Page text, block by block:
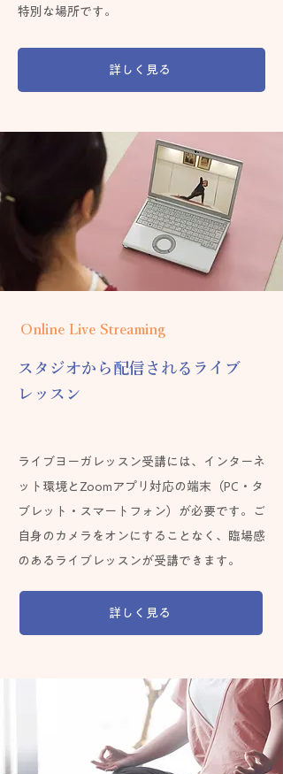
特別な場所です。
詳しく見る
Online Live Streaming
スタジオから配信されるライブ
レッスン
ライブヨーガレッスン受講には、インターネ
ット環境とZoomアプリ対応の端末（PC・タ
ブレット・スマートフォン）が必要です。ご
自身のカメラをオンにすることなく、臨場感
のあるライブレッスンが受講できます。
詳しく見る